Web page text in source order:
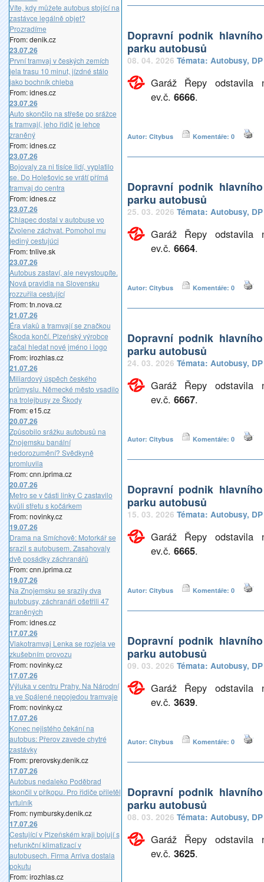
Víte, kdy můžete autobus stojící na
zastávce legálně objet?
Prozradíme
From: denik.cz
23.07.26
První tramvaj v českých zemích
jela trasu 10 minut, jízdné stálo
jako bochník chleba
From: idnes.cz
23.07.26
Auto skončilo na střeše po srážce
s tramvají, jeho řidič je lehce
zraněný
From: idnes.cz
23.07.26
Bojovaly za ni tisíce lidí, vyplatilo
se. Do Holešovic se vrátí přímá
tramvaj do centra
From: idnes.cz
23.07.26
Chlapec dostal v autobuse vo
Zvolene záchvat. Pomohol mu
jediný cestujúci
From: tnlive.sk
23.07.26
Autobus zastaví, ale nevystoupíte.
Nová pravidla na Slovensku
rozzuřila cestující
From: tn.nova.cz
21.07.26
Éra vlaků a tramvají se značkou
Škoda končí. Plzeňský výrobce
začal hledat nové jméno i logo
From: irozhlas.cz
21.07.26
Miliardový úspěch českého
průmyslu. Německé město vsadilo
na trolejbusy ze Škody
From: e15.cz
20.07.26
Způsobilo srážku autobusů na
Znojemsku banální
nedorozumění? Svědkyně
promluvila
From: cnn.iprima.cz
20.07.26
Metro se v části linky C zastavilo
kvůli střetu s kočárkem
From: novinky.cz
19.07.26
Drama na Smíchově: Motorkář se
srazil s autobusem. Zasahovaly
dvě posádky záchranářů
From: cnn.iprima.cz
19.07.26
Na Znojemsku se srazily dva
autobusy, záchranáři ošetřili 47
zraněných
From: idnes.cz
17.07.26
Vlakotramvaj Lenka se rozjela ve
zkušebním provozu
From: novinky.cz
17.07.26
Výluka v centru Prahy. Na Národní
a ve Spálené nepojedou tramvaje
From: novinky.cz
17.07.26
Konec nejistého čekání na
autobus: Přerov zavede chytré
zastávky
From: prerovsky.denik.cz
17.07.26
Autobus nedaleko Poděbrad
skončil v příkopu. Pro řidiče přiletěl
vrtulník
From: nymbursky.denik.cz
17.07.26
Cestující v Plzeňském kraji bojují s
nefunkční klimatizací v
autobusech. Firma Arriva dostala
pokutu
From: irozhlas.cz
Dopravní podnik
parku autobusů
08. 04. 2026 Témata: Autobusy,
Garáž Řepy
ev.č. 6666.
Autor: Citybus Komentáře: 0
Dopravní podnik
parku autobusů
25. 03. 2026 Témata: Autobusy,
Garáž Řepy
ev.č. 6664.
Autor: Citybus Komentáře: 0
Dopravní podnik
parku autobusů
24. 03. 2026 Témata: Autobusy,
Garáž Řepy
ev.č. 6667.
Autor: Citybus Komentáře: 0
Dopravní podnik
parku autobusů
15. 03. 2026 Témata: Autobusy,
Garáž Řepy
ev.č. 6665.
Autor: Citybus Komentáře: 0
Dopravní podnik
parku autobusů
09. 03. 2026 Témata: Autobusy,
Garáž Řepy
ev.č. 3639.
Autor: Citybus Komentáře: 0
Dopravní podnik
parku autobusů
08. 03. 2026 Témata: Autobusy,
Garáž Řepy
ev.č. 3625.